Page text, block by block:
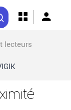
lecteurs